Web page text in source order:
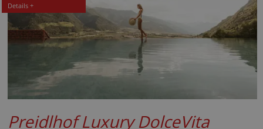
Details +
Preidlhof Luxury DolceVita